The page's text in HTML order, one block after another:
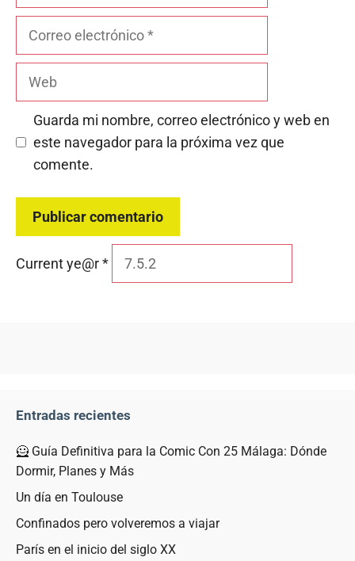
Guarda mi nombre, correo electrónico y web en
este navegador para la próxima vez que
comente.
Current ye@r*
Entradas recientes
🦸 Guía Definitiva para la Comic Con 25 Málaga: Dónde
Dormir, Planes y Más
Un día en Toulouse
Confinados pero volveremos a viajar
París en el inicio del siglo XX